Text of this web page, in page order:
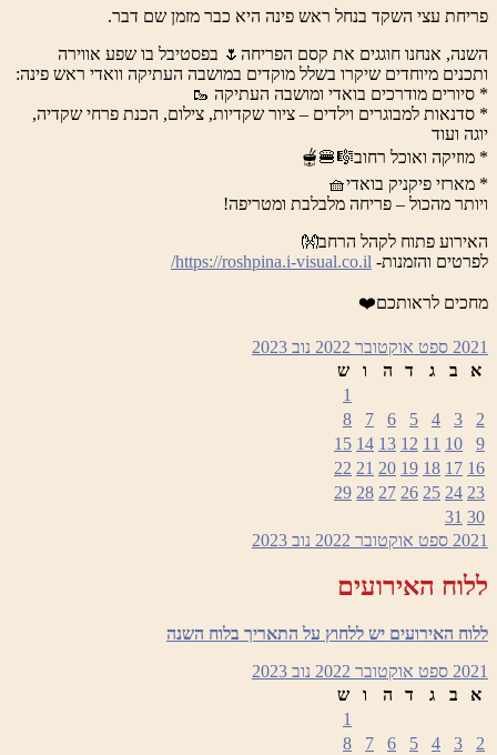
פריחת עצי השקד בנחל ראש פינה היא כבר מזמן שם דבר.
השנה, אנחנו חוגגים את קסם הפריחה🌷 בפסטיבל בו שפע אווירה
ותכנים מיוחדים שיקרו בשלל מוקדים במושבה העתיקה וואדי ראש פינה:
* סיורים מודרכים בואדי ומושבה העתיקה 🥾
* סדנאות למבוגרים וילדים – ציור שקדיות, צילום, הכנת פרחי שקדיה,
יוגה ועוד
* מוזיקה ואוכל רחוב🎼🍔🫕
* מארזי פיקניק בואדי🧺
ויותר מהכול – פריחה מלבלבת ומטריפה!
האירוע פתוח לקהל הרחב👐
לפרטים והזמנות- https://roshpina.i-visual.co.il/
מחכים לראותכם❤️
2021 ספט אוקטובר 2022 נוב 2023
א
ב ג ד ה ו
ש
1
2
3
4
5
6
7
8
9
10
11
12
13
14
15
16
17
18
19
20
21
22
23
24
25
26
27
28
29
30
31
2021 ספט אוקטובר 2022 נוב 2023
ללוח האירועים
ללוח האירועים יש ללחוץ על התאריך בלוח השנה
2021 ספט אוקטובר 2022 נוב 2023
א
ב ג ד ה ו
ש
1
2
3
4
5
6
7
8